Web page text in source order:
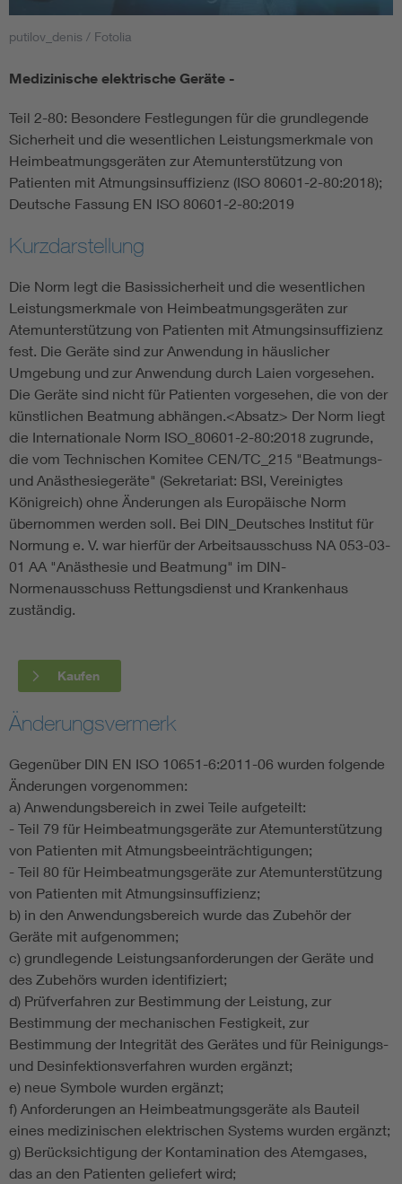
Smart Cities
DKE Fachinformationen im Kontext der Normung
Blitzschutz: DIN EN 62305 in der Übersicht
Circular Economy für mehr Ressourceneffizienz
Cybersecurity in der Industrieautomatisierung
DIN VDE 0100 für sichere Elektroinstallationen
Elektrofachkraft (EFK)
putilov_denis / Fotolia
Medizinische elektrische Geräte -
Teil 2-80: Besondere Festlegungen für die grundlegende
Sicherheit und die wesentlichen Leistungsmerkmale von
Heimbeatmungsgeräten zur Atemunterstützung von
Patienten mit Atmungsinsuffizienz (ISO 80601-2-80:2018);
Deutsche Fassung EN ISO 80601-2-80:2019
Kurzdarstellung
Die Norm legt die Basissicherheit und die wesentlichen
Leistungsmerkmale von Heimbeatmungsgeräten zur
Atemunterstützung von Patienten mit Atmungsinsuffizienz
fest. Die Geräte sind zur Anwendung in häuslicher
Umgebung und zur Anwendung durch Laien vorgesehen.
Die Geräte sind nicht für Patienten vorgesehen, die von der
künstlichen Beatmung abhängen.<Absatz> Der Norm liegt
die Internationale Norm ISO_80601-2-80:2018 zugrunde,
die vom Technischen Komitee CEN/TC_215 "Beatmungs-
und Anästhesiegeräte" (Sekretariat: BSI, Vereinigtes
Königreich) ohne Änderungen als Europäische Norm
übernommen werden soll. Bei DIN_Deutsches Institut für
Normung e. V. war hierfür der Arbeitsausschuss NA 053-03-
01 AA "Anästhesie und Beatmung" im DIN-
Normenausschuss Rettungsdienst und Krankenhaus
zuständig.
Kaufen
Änderungsvermerk
Gegenüber DIN EN ISO 10651-6:2011-06 wurden folgende
Änderungen vorgenommen:
a) Anwendungsbereich in zwei Teile aufgeteilt:
- Teil 79 für Heimbeatmungsgeräte zur Atemunterstützung
von Patienten mit Atmungsbeeinträchtigungen;
- Teil 80 für Heimbeatmungsgeräte zur Atemunterstützung
von Patienten mit Atmungsinsuffizienz;
b) in den Anwendungsbereich wurde das Zubehör der
Geräte mit aufgenommen;
c) grundlegende Leistungsanforderungen der Geräte und
des Zubehörs wurden identifiziert;
d) Prüfverfahren zur Bestimmung der Leistung, zur
Bestimmung der mechanischen Festigkeit, zur
Bestimmung der Integrität des Gerätes und für Reinigungs-
und Desinfektionsverfahren wurden ergänzt;
e) neue Symbole wurden ergänzt;
f) Anforderungen an Heimbeatmungsgeräte als Bauteil
eines medizinischen elektrischen Systems wurden ergänzt;
g) Berücksichtigung der Kontamination des Atemgases,
das an den Patienten geliefert wird;